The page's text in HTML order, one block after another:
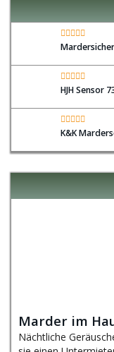
HJH Sensor
K&K
Marder im
Nächtliche